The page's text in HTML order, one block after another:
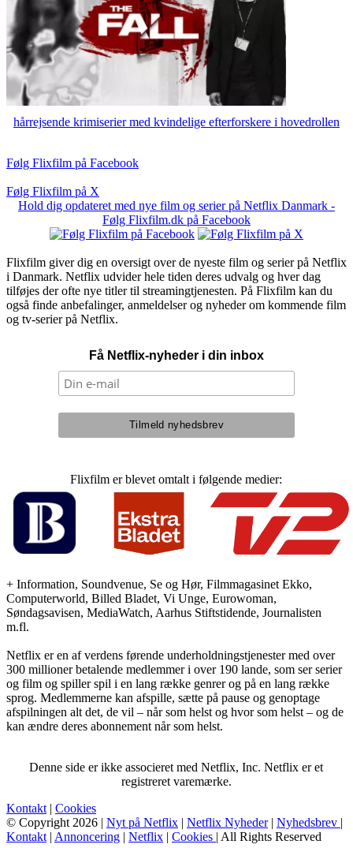
hårrejsende krimiserier med kvindelige efterforskere i hovedrollen
Følg Flixfilm på Facebook
Følg Flixfilm på X
Hold dig opdateret med nye film og serier på Netflix Danmark -
Følg Flixfilm.dk på Facebook
Flixfilm giver dig en oversigt over de nyeste film og serier på Netflix
i Danmark. Netflix udvider hele tiden deres udvalg og hver dag
tilføjes der ofte nye titler til streamingtjenesten. På Flixfilm kan du
også finde anbefalinger, anmeldelser og nyheder om kommende film
og tv-serier på Netflix.
Få Netflix-nyheder i din inbox
Flixfilm er blevet omtalt i følgende medier:
+ Information, Soundvenue, Se og Hør, Filmmagasinet Ekko,
Computerworld, Billed Bladet, Vi Unge, Eurowoman,
Søndagsavisen, MediaWatch, Aarhus Stiftstidende, Journalisten
m.fl.
Netflix er en af verdens førende underholdningstjenester med over
300 millioner betalende medlemmer i over 190 lande, som ser serier
og film og spiller spil i en lang række genrer og på en lang række
sprog. Medlemmerne kan afspille, sætte på pause og genoptage
afspilningen alt det, de vil – når som helst og hvor som helst – og de
kan ændre deres abonnement når som helst.
Denne side er ikke associeret med Netflix, Inc. Netflix er et
registreret varemærke.
Kontakt | Cookies
© Copyright 2026 | Nyt på Netflix | Netflix Nyheder| Nyhedsbrev |
Kontakt | Annoncering | Netflix | Cookies | All Rights Reserved